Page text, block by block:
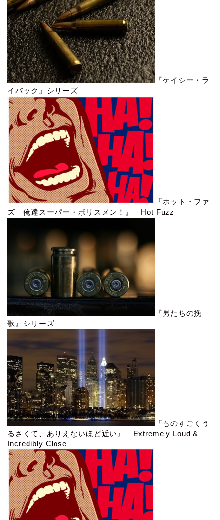
『ケイシー・ラ
イバック』シリーズ
『ホット・ファ
ズ 俺達スーパー・ポリスメン！』 Hot Fuzz
『男たちの挽
歌』シリーズ
『ものすごくう
るさくて、ありえないほど近い』 Extremely Loud &
Incredibly Close